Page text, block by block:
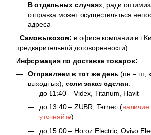
В отдельных случаях , ради
отправка может осуществляться
адреса
Самовывозом: в офисе компании в
предварительной договоренности).
Информация по доставке товаров:
Отправляем в тот же день (пн – пт,
выходных), если заказ сделан:
до 11:40 – Videx, Titanum, Havit
до 13.40 – ZUBR, Terneo (наличие
уточняйте)
до 15.00 – Horoz Electric, Ovivo